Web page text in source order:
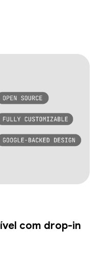
com drop-in